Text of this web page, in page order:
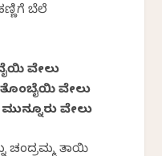
ಬೆಲೆ
ವೇಲು
ವೇಲು
ವೇಲು
ಚಂದ್ರಮ್ಮ ತಾಯಿ